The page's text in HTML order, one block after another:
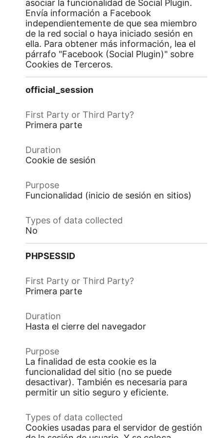
asociar la funcionalidad de Social Plugin.
Envía información a Facebook
independientemente de que sea miembro
de la red social o haya iniciado sesión en
ella. Para obtener más información, lea el
párrafo "Facebook (Social Plugin)" sobre
Cookies de Terceros.
official_session
Primera parte
Cookie de sesión
Funcionalidad (inicio de sesión en sitios)
No
PHPSESSID
Primera parte
Hasta el cierre del navegador
La finalidad de esta cookie es la
funcionalidad del sitio (no se puede
desactivar). También es necesaria para
permitir un sitio seguro y eficiente.
Cookies usadas para el servidor de gestión